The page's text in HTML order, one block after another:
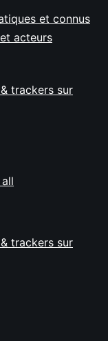
et connus
acteurs
trackers sur
trackers sur